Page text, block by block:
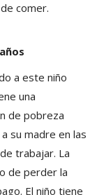
comer.
a este niño
una
de pobreza
su madre en las
trabajar. La
de perder la
El niño tiene